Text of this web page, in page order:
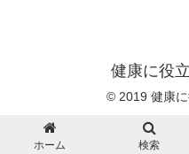
健康に役
© 2019 健康
ホーム 検索